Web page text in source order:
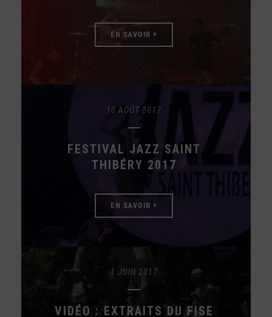
EN SAVOIR +
10 AOÛT 2017
FESTIVAL JAZZ SAINT
THIBÉRY 2017
EN SAVOIR +
1 JUIN 2017
VIDÉO : EXTRAITS DU FISE